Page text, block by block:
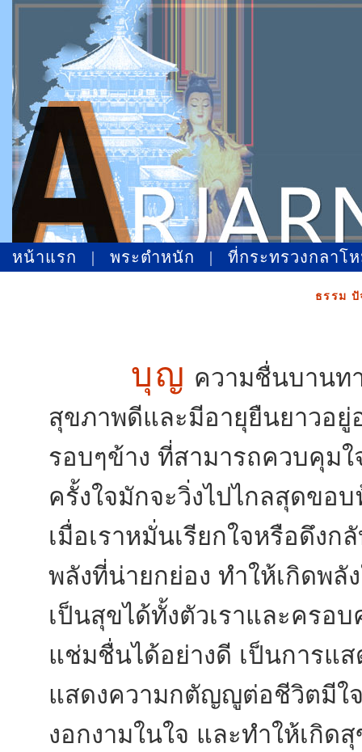
หน้าแรก | พระตำหนัก | ที่กระทรวงกลาโ
ธรรม ปั
บุญ ความชื่นบานท
สุขภาพดีและมีอายุยืนยาวอยู่
รอบๆข้าง ที่สามารถควบคุม
ครั้งใจมักจะวิ่งไปไกลสุดขอ
เมื่อเราหมั่นเรียกใจหรือดึง
พลังที่น่ายกย่อง ทำให้เกิดพลั
เป็นสุขได้ทั้งตัวเราและครอ
แช่มชื่นได้อย่างดี เป็นการแ
แสดงความกตัญญูต่อชีวิตมีใจ
งอกงามในใจ และทำให้เกิด